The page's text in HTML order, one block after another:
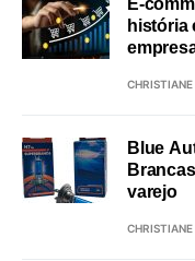
história
CHRISTIANE
Blue
varejo
CHRISTIANE